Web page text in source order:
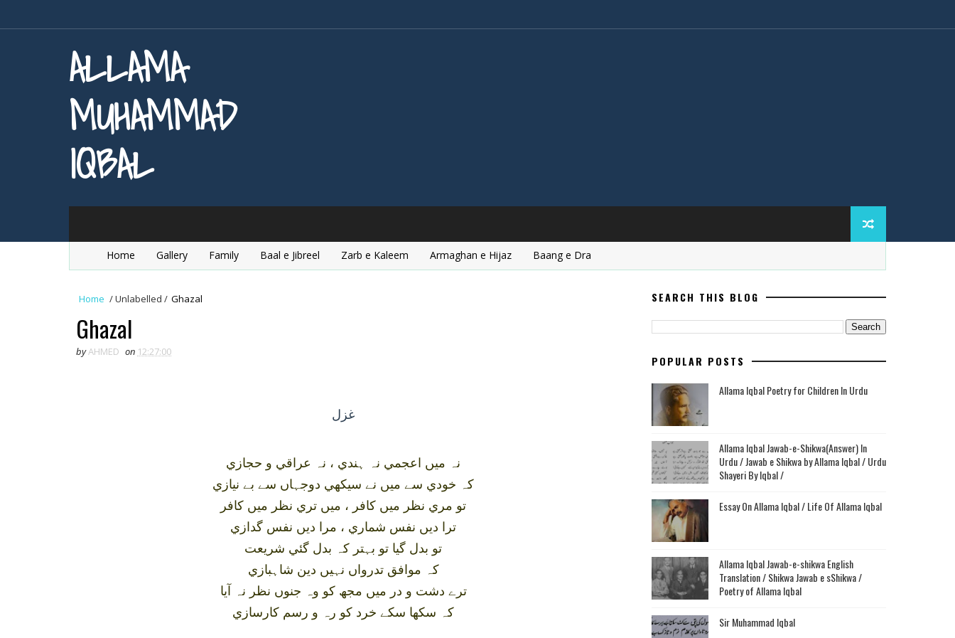
ALLAMA
MUHAMMAD
IQBAL
Home Gallery Family Baal e Jibreel Zarb e Kaleem Armaghan e Hijaz Baang e Dra
Home /Unlabelled / Ghazal
Ghazal
byAHMED on 12:27:00
غزل
نہ ميں اعجمي نہ ہندي ، نہ عراقي و حجازي
کہ خودي سے ميں نے سيکھي دوجہاں سے بے نيازي
تو مري نظر ميں کافر ، ميں تري نظر ميں کافر
ترا ديں نفس شماري ، مرا ديں نفس گدازي
تو بدل گيا تو بہتر کہ بدل گئي شريعت
کہ موافق تدرواں نہيں دين شاہبازي
ترے دشت و در ميں مجھ کو وہ جنوں نظر نہ آيا
کہ سکھا سکے خرد کو رہ و رسم کارسازي
SEARCH THIS BLOG
POPULAR POSTS
Allama Iqbal Poetry for Children In Urdu
Allama Iqbal Jawab-e-Shikwa(Answer) In
Urdu / Jawab e Shikwa by Allama Iqbal / Urdu
Shayeri By Iqbal /
Essay On Allama Iqbal / Life Of Allama Iqbal
Allama Iqbal Jawab-e-shikwa English
Translation / Shikwa Jawab e sShikwa /
Poetry of Allama Iqbal
Sir Muhammad Iqbal